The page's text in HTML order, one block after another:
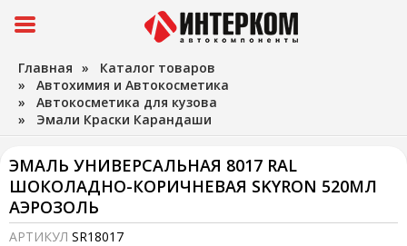
Главная » Каталог товаров
» Автохимия и Автокосметика
» Автокосметика для кузова
» Эмали Краски Карандаши
ЭМАЛЬ УНИВЕРСАЛЬНАЯ 8017 RAL
ШОКОЛАДНО-КОРИЧНЕВАЯ SKYRON 520МЛ
АЭРОЗОЛЬ
АРТИКУЛ SR18017